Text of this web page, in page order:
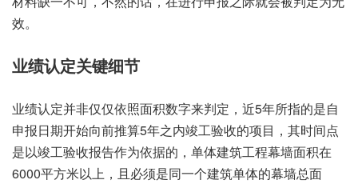
效。
业绩认定关键细节
业绩认定并非仅仅依照面积数字来判定，近5年所指的是自
申报日期开始向前推算5年之内竣工验收的项目，其时间点
是以竣工验收报告作为依据的，单体建筑工程幕墙面积在
6000平方米以上，且必须是同一个建筑单体的幕墙总面